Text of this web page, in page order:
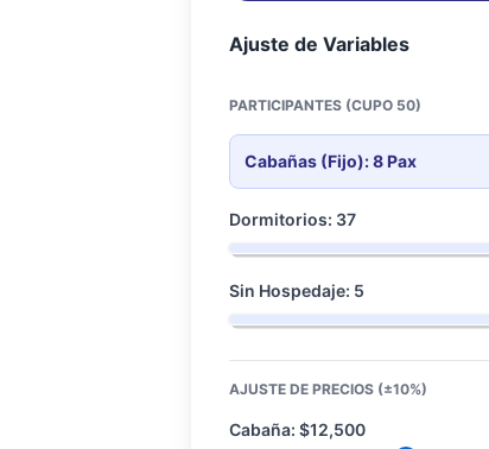
Ajuste de Variables
PARTICIPANTES (CUPO 50)
Cabañas (Fijo): 8 Pax
Dormitorios: 37
Sin Hospedaje: 5
AJUSTE DE PRECIOS (±10%)
Cabaña: $12,500